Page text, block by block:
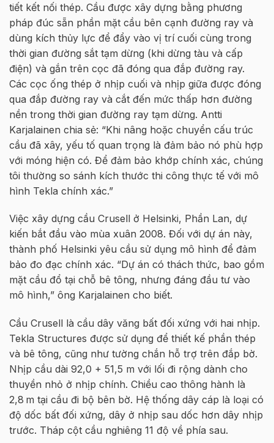
tiết kết nối thép. Cầu được xây dựng bằng phương
pháp đúc sẵn phần mặt cầu bên cạnh đường ray và
dùng kích thủy lực để đẩy vào vị trí cuối cùng trong
thời gian đường sắt tạm dừng (khi dừng tàu và cấp
điện) và gắn trên cọc đã đóng qua đắp đường ray.
Các cọc ống thép ở nhịp cuối và nhịp giữa được đóng
qua đắp đường ray và cắt đến mức thấp hơn đường
nền trong thời gian đường ray tạm dừng. Antti
Karjalainen chia sẻ: “Khi nâng hoặc chuyển cấu trúc
cầu đã xây, yếu tố quan trọng là đảm bảo nó phù hợp
với móng hiện có. Để đảm bảo khớp chính xác, chúng
tôi thường so sánh kích thước thi công thực tế với mô
hình Tekla chính xác.”
Việc xây dựng cầu Crusell ở Helsinki, Phần Lan, dự
kiến bắt đầu vào mùa xuân 2008. Đối với dự án này,
thành phố Helsinki yêu cầu sử dụng mô hình để đảm
bảo đo đạc chính xác. “Dự án có thách thức, bao gồm
mặt cầu đổ tại chỗ bê tông, nhưng đáng đầu tư vào
mô hình,” ông Karjalainen cho biết.
Cầu Crusell là cầu dây văng bất đối xứng với hai nhịp.
Tekla Structures được sử dụng để thiết kế phần thép
và bê tông, cũng như tường chắn hỗ trợ trên đắp bờ.
Nhịp cầu dài 92,0 + 51,5 m với lối đi rộng dành cho
thuyền nhỏ ở nhịp chính. Chiều cao thông hành là
2,8 m tại cầu đi bộ bên bờ. Hệ thống dây cáp là loại có
độ dốc bất đối xứng, dây ở nhịp sau dốc hơn dây nhịp
trước. Tháp cột cầu nghiêng 11 độ về phía sau.